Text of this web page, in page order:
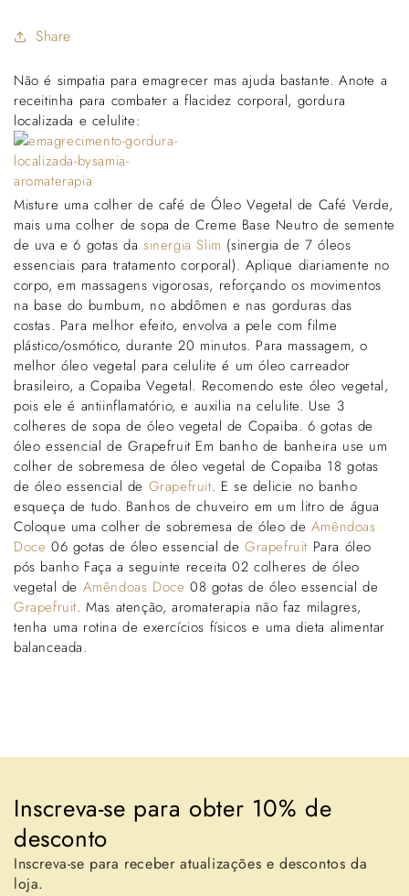
Share
Não é simpatia para emagrecer mas ajuda bastante. Anote a
receitinha para combater a flacidez corporal, gordura
localizada e celulite:
Misture uma colher de café de Óleo Vegetal de Café Verde,
mais uma colher de sopa de Creme Base Neutro de semente
de uva e 6 gotas da sinergia Slim (sinergia de 7 óleos
essenciais para tratamento corporal). Aplique diariamente no
corpo, em massagens vigorosas, reforçando os movimentos
na base do bumbum, no abdômen e nas gorduras das
costas. Para melhor efeito, envolva a pele com filme
plástico/osmótico, durante 20 minutos. Para massagem, o
melhor óleo vegetal para celulite é um óleo carreador
brasileiro, a Copaiba Vegetal. Recomendo este óleo vegetal,
pois ele é antiinflamatório, e auxilia na celulite. Use 3
colheres de sopa de óleo vegetal de Copaiba. 6 gotas de
óleo essencial de Grapefruit Em banho de banheira use um
colher de sobremesa de óleo vegetal de Copaiba 18 gotas
de óleo essencial de Grapefruit. E se delicie no banho
esqueça de tudo. Banhos de chuveiro em um litro de água
Coloque uma colher de sobremesa de óleo de Amêndoas
Doce 06 gotas de óleo essencial deGrapefruit Para óleo
pós banho Faça a seguinte receita 02 colheres de óleo
vegetal de Amêndoas Doce 08 gotas de óleo essencial de
Grapefruit. Mas atenção, aromaterapia não faz milagres,
tenha uma rotina de exercícios físicos e uma dieta alimentar
balanceada.
Inscreva-se para obter 10% de
desconto
Inscreva-se para receber atualizações e descontos da
loja.